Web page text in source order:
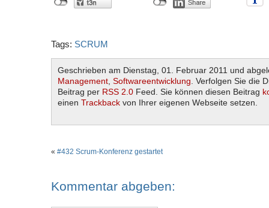
Tags: SCRUM
Geschrieben am Dienstag, 01. Februar 2011 und
Management Softwareentwicklung . Verfolgen Sie die
Beitrag per RSS 2.0 Feed. Sie können diesen Beitrag
einen Trackback von Ihrer eigenen Webseite setzen.
« #432 Scrum-Konferenz gestartet
Kommentar abgeben: